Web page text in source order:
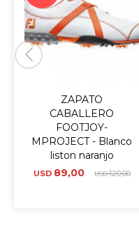
ZAPATO
CABALLERO
FOOTJOY-
MPROJECT - Blanco
liston naranjo
USD 89,00 USD120,00